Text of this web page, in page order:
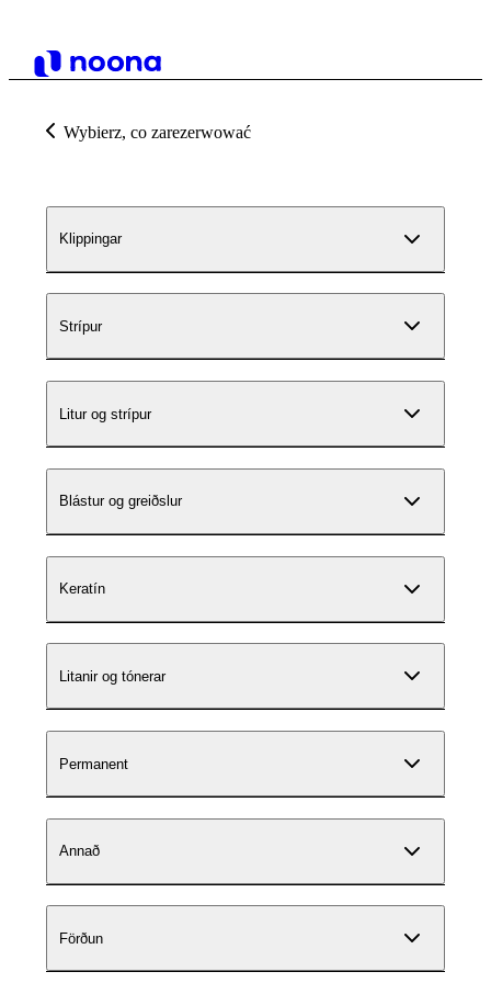
Wybierz, co zarezerwować
Klippingar
Strípur
Litur og strípur
Blástur og greiðslur
Keratín
Litanir og tónerar
Permanent
Annað
Förðun